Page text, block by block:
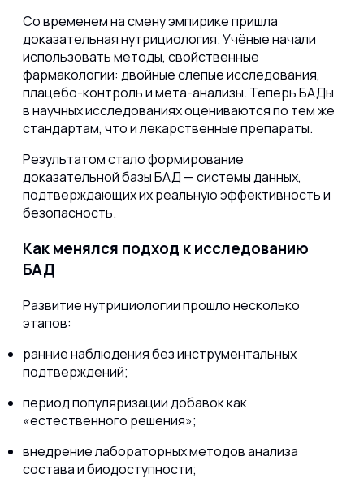
Со временем на смену эмпирике пришла
доказательная нутрициология. Учёные начали
использовать методы, свойственные
фармакологии: двойные слепые исследования,
плацебо-контроль и мета-анализы. Теперь БАДы
в научных исследованиях оцениваются по тем же
стандартам, что и лекарственные препараты.
Результатом стало формирование
доказательной базы БАД — системы данных,
подтверждающих их реальную эффективность и
безопасность.
Как менялся подход к исследованию
БАД
Развитие нутрициологии прошло несколько
этапов:
ранние наблюдения без инструментальных
подтверждений;
период популяризации добавок как
«естественного решения»;
внедрение лабораторных методов анализа
состава и биодоступности;